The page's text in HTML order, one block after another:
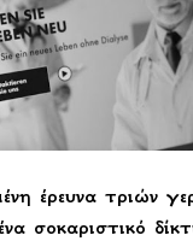
έρευνα τριών
σοκαριστικό